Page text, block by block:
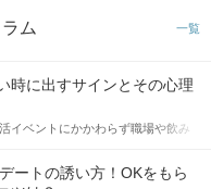
ム 一覧
時に出すサインとその心理
イベントにかかわらず職場や飲み
されます。 これから恋人作りを本
、女性が異性を求めて出すサイン
ートの誘い方！OKをもら